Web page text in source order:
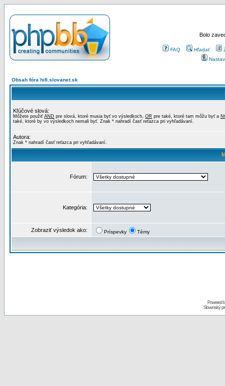
Bolo
FAQ Hľadať
Obsah fóra hifi.slovanet.sk
Kľúčové slová:
Môžete použiť AND pre slová, ktoré musia byť vo výsledkoch, OR pre také, ktoré tam môžu byť a
také, ktoré by vo výsledkoch nemali byť. Znak * nahradí časť reťazca pri vyhľadávaní.
Autora:
Znak * nahradí časť reťazca pri vyhľadávaní.
Fórum:
Kategória:
Zobraziť výsledok ako: Príspevky Témy
Powered
Slovenský